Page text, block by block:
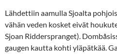
Lähdettiin aamulla Sjoalta
vähän veden kosket eivät
Sjoan Ridderspranget).
gaugen kautta kohti yläpätkää.